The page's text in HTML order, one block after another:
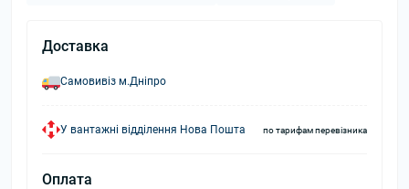
Доставка
Самовивіз м.Дніпро
У вантажні відділення Нова Пошта по тарифам перевізника
Оплата